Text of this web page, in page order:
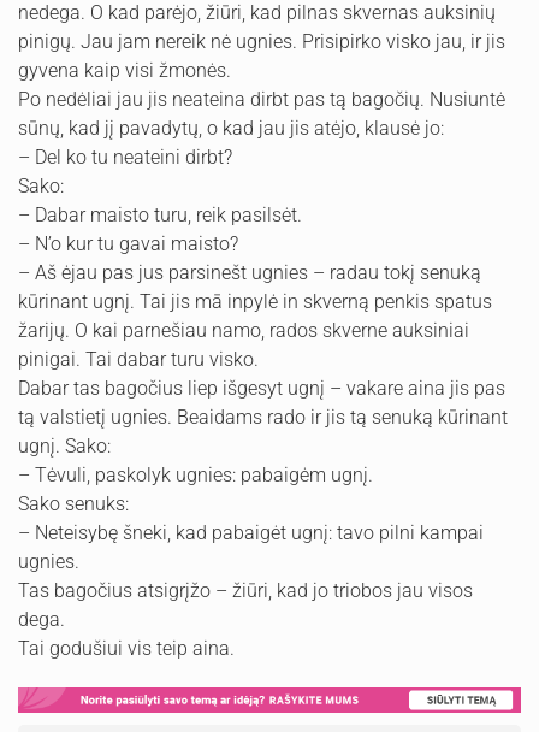
nedega. O kad parėjo, žiūri, kad pilnas skvernas auksinių
pinigų. Jau jam nereik nė ugnies. Prisipirko visko jau, ir jis
gyvena kaip visi žmonės.
Po nedėliai jau jis neateina dirbt pas tą bagočių. Nusiuntė
sūnų, kad jį pavadytų, o kad jau jis atėjo, klausė jo:
– Del ko tu neateini dirbt?
Sako:
– Dabar maisto turu, reik pasilsėt.
– N’o kur tu gavai maisto?
– Aš ėjau pas jus parsinešt ugnies – radau tokį senuką
kūrinant ugnį. Tai jis mā inpylė in skverną penkis spatus
žarijų. O kai parnešiau namo, rados skverne auksiniai
pinigai. Tai dabar turu visko.
Dabar tas bagočius liep išgesyt ugnį – vakare aina jis pas
tą valstietį ugnies. Beaidams rado ir jis tą senuką kūrinant
ugnį. Sako:
– Tėvuli, paskolyk ugnies: pabaigėm ugnį.
Sako senuks:
– Neteisybę šneki, kad pabaigėt ugnį: tavo pilni kampai
ugnies.
Tas bagočius atsigrįžo – žiūri, kad jo triobos jau visos
dega.
Tai godušiui vis teip aina.